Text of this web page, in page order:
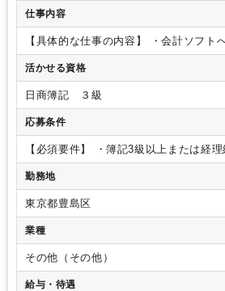
仕事内容
【具体的な仕事の内容】 ・会計ソフト
業・その他、経理・事務業務全般・書
（名刺管理・掃除） など
と事務に集中できる環境です。
り取りが発生する場合もあります。
活かせる資格
日商簿記 ３級
応募条件
【必須要件】 ・簿記3級以上または経
あれば業務未経験OK・Googleスプレ
PC操作が出来る方
・会計ソフトの使用経験がある方
＜人物像＞・意欲的に取り組める方
事に気づくことができる方
勤務地
東京都豊島区
業種
その他（その他）
給与・待遇